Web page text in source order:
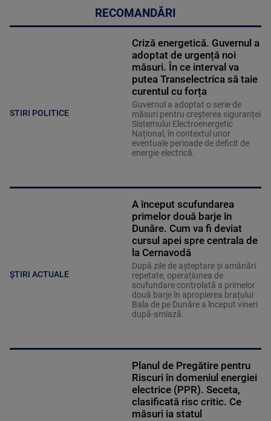
RECOMANDĂRI
STIRI POLITICE
Criză energetică. Guvernul a
adoptat de urgență noi
măsuri. În ce interval va
putea Transelectrica să taie
curentul cu forța
Guvernul a adoptat o serie de
măsuri pentru creșterea siguranței
Sistemului Electroenergetic
Național, în contextul unor
eventuale perioade de deficit de
energie electrică.
ȘTIRI ACTUALE
A început scufundarea
primelor două barje în
Dunăre. Cum va fi deviat
cursul apei spre centrala de
la Cernavodă
După zile de așteptare și amânări
repetate, operațiunea de
scufundare controlată a primelor
două barje în apropierea brațului
Bala de pe Dunăre a început vineri
după-amiază.
Planul de Pregătire pentru
Riscuri în domeniul energiei
electrice (PPR). Seceta,
clasificată risc critic. Ce
măsuri ia statul